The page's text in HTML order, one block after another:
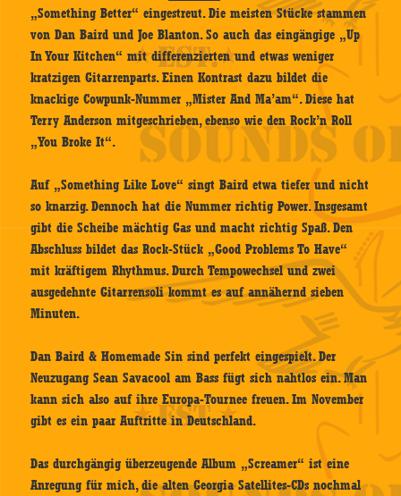
„Something Better“ eingestreut. Die meisten Stücke stammen
von Dan Baird und Joe Blanton. So auch das eingängige „Up
In Your Kitchen“ mit differenzierten und etwas weniger
kratzigen Gitarrenparts. Einen Kontrast dazu bildet die
knackige Cowpunk-Nummer „Mister And Ma’am“. Diese hat
Terry Anderson mitgeschrieben, ebenso wie den Rock’n Roll
„You Broke It“.
Auf „Something Like Love“ singt Baird etwa tiefer und nicht
so knarzig. Dennoch hat die Nummer richtig Power. Insgesamt
gibt die Scheibe mächtig Gas und macht richtig Spaß. Den
Abschluss bildet das Rock-Stück „Good Problems To Have“
mit kräftigem Rhythmus. Durch Tempowechsel und zwei
ausgedehnte Gitarrensoli kommt es auf annähernd sieben
Minuten.
Dan Baird & Homemade Sin sind perfekt eingespielt. Der
Neuzugang Sean Savacool am Bass fügt sich nahtlos ein. Man
kann sich also auf ihre Europa-Tournee freuen. Im November
gibt es ein paar Auftritte in Deutschland.
Das durchgängig überzeugende Album „Screamer“ ist eine
Anregung für mich, die alten Georgia Satellites-CDs nochmal